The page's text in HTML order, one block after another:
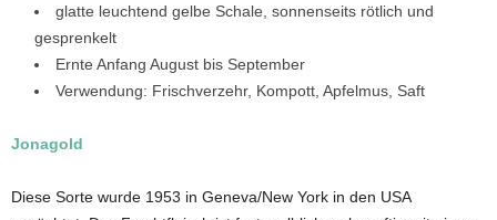
glatte leuchtend gelbe Schale, sonnenseits rötlich und
gesprenkelt
Ernte Anfang August bis September
Verwendung: Frischverzehr, Kompott, Apfelmus, Saft
Jonagold
Diese Sorte wurde 1953 in Geneva/New York in den USA